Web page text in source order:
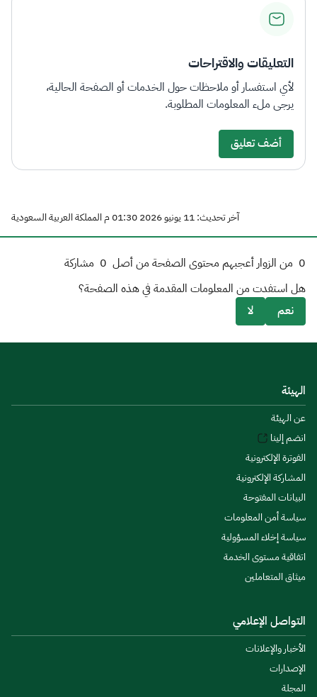
التعليقات والاقتراحات
لأي استفسار أو ملاحظات حول الخدمات أو الصفحة الحالية،
يرجى ملء المعلومات المطلوبة.
أضف تعليق
آخر تحديث: 11 يونيو 2026 01:30 م المملكة العربية السعودية
0 من الزوار أعجبهم محتوى الصفحة من أصل 0 مشاركة
هل استفدت من المعلومات المقدمة في هذه الصفحة؟
نعم
لا
الهيئة
عن الهيئة
انضم إلينا
الفوترة الإلكترونية
المشاركة الإلكترونية
البيانات المفتوحة
سياسة أمن المعلومات
سياسة إخلاء المسؤولية
اتفاقية مستوى الخدمة
ميثاق المتعاملين
التواصل الإعلامي
الأخبار والإعلانات
الإصدارات
المجلة